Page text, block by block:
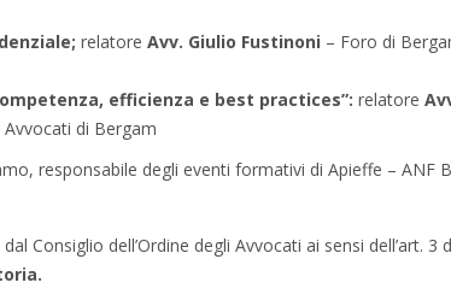
relatore Avv. Giulio Fustinoni – Foro di
efficienza e best practices”: relatore
Avvocati di Bergam
responsabile degli eventi formativi di Apieffe – ANF
Consiglio dell’Ordine degli Avvocati ai sensi dell’art. 3